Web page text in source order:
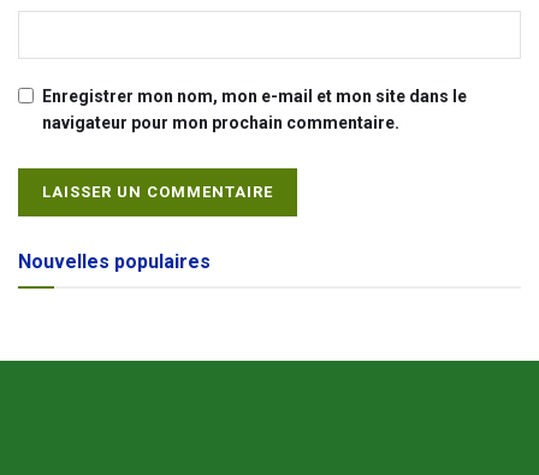
Enregistrer mon nom, mon e-mail et mon site dans le
navigateur pour mon prochain commentaire.
Alternative:
Nouvelles populaires